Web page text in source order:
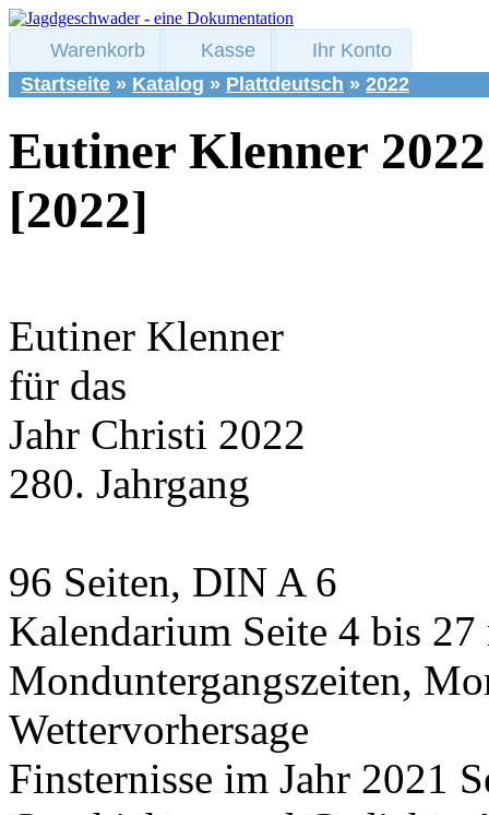
Warenkorb Kasse
Ihr Konto
Startseite » Katalog » Plattdeutsch » 2022
Eutiner Klenner 2022
[2022]
Eutiner Klenner
für das
Jahr Christi 2022
280. Jahrgang
96 Seiten, DIN A 6
Kalendarium Seite 4 bis
Monduntergangszeiten,
Wettervorhersage
Finsternisse im Jahr 2021